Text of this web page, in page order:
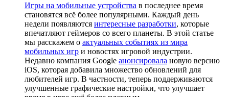
Игры на мобильные устройства в последнее время
становятся всё более популярными. Каждый день
недели появляются интересные разработки, которые
впечатляют геймеров со всего планеты. В этой статье
мы расскажем о актуальных событиях из мира
мобильных игр и новостях игровой индустрии.
Недавно компания Google анонсировала новую версию
iOS, которая добавила множество обновлений для
любителей игр. В частности, теперь поддерживаются
улучшенные графические настройки, что улучшает